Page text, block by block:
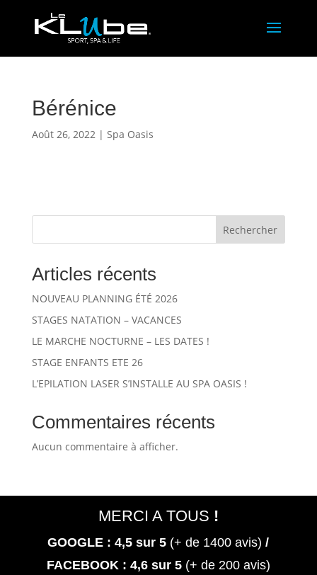
Bérénice
Août 26, 2022| Spa Oasis
Rechercher
Articles récents
NOUVEAU PLANNING ÉTÉ 2026
STAGES NATATION – VACANCES
LE MARCHE NOCTURNE – LES DATES !
STAGE ENFANTS ETE 26
L’EPILATION LASER S’INSTALLE AU SPA OASIS !
Commentaires récents
Aucun commentaire à afficher.
MERCI A TOUS !
GOOGLE : 4,5sur 5 (+ de 1400 avis) /
FACEBOOK : 4,6 sur 5 (+ de 200 avis)